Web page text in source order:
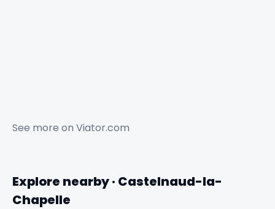
See more on Viator.com
Explore nearby · Castelnaud-la-
Chapelle